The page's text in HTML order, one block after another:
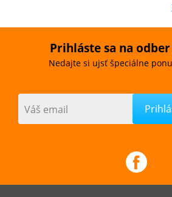
Prihláste sa na
Nedajte si ujsť špeciálne
Váš email